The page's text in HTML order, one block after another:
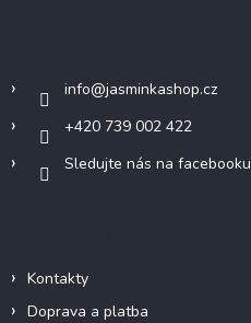
info@jasminkashop.cz
+420 739 002 422
Sledujte nás na facebooku
Kontakty
Doprava a platba